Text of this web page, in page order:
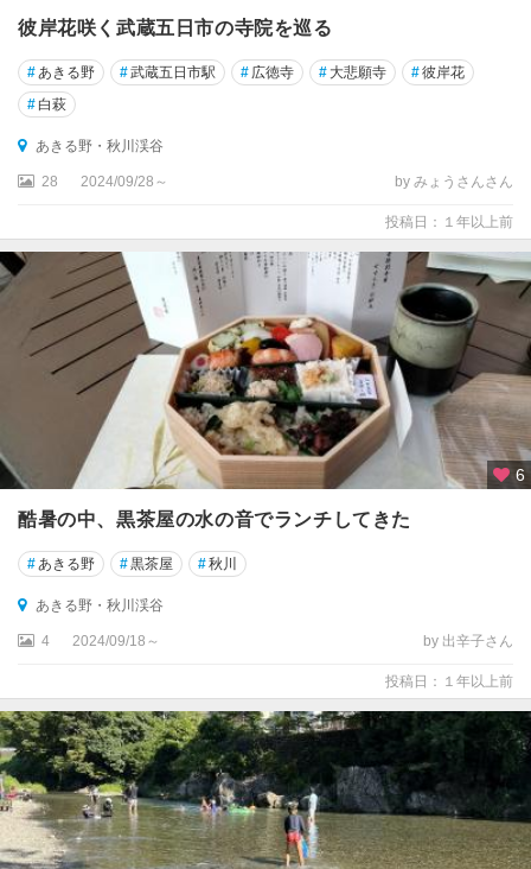
彼岸花咲く武蔵五日市の寺院を巡る
#あきる野 #武蔵五日市駅 # 広徳寺 # 大悲願寺 #彼岸花
# 白萩
あきる野・秋川渓谷
28 2024/09/28～ by みょうさんさん
投稿日：１年以上前
6
酷暑の中、黒茶屋の水の音でランチしてきた
#あきる野 #黒茶屋 #秋川
あきる野・秋川渓谷
4 2024/09/18～ by 出辛子さん
投稿日：１年以上前